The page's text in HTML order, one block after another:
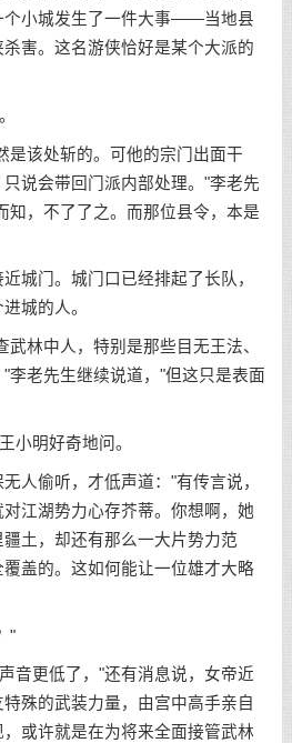
个小城发生了一件大事——当地县
害。这名游侠恰好是某个大派的
是该处斩的。可他的宗门出面干
说会带回门派内部处理。"李老先
知，不了了之。而那位县令，本是
城门。城门口已经排起了长队，
城的人。
林中人，特别是那些目无王法、
李老先生继续说道，"但这只是表面
小明好奇地问。
人偷听，才低声道："有传言说，
江湖势力心存芥蒂。你想啊，她
土，却还有那么一大片势力范
盖的。这如何能让一位雄才大略
"
音更低了，"还有消息说，女帝近
殊的武装力量，由宫中高手亲自
或许就是在为将来全面接管武林